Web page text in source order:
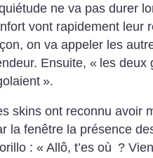
ne va pas durer
vont rapidement leur
on va appeler les
Ensuite, « les deux
».
skins ont reconnu avoir
la fenêtre la présence
: « Allô, t’es où ?